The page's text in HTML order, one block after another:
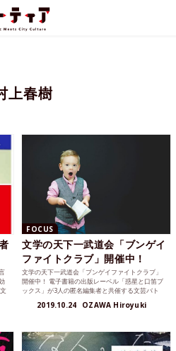
上春樹
FOCUS
文学の天下一武道会「ブンゲイ
ファイトクラブ」開催中！
文学の天下一武道会「ブンゲイファイトクラブ」
開催中！ 電子書籍の出版レーベル「惑星と口笛ブ
ックス」が3人の匿名編集者と共催する文芸バト
2019.10.24 OZAWA Hiroyuki